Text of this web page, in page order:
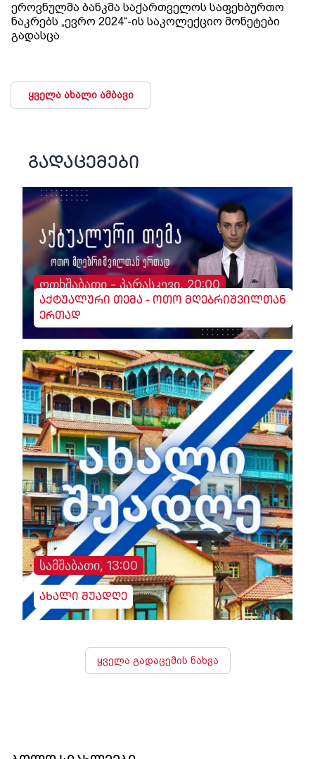
ეროვნულმა ბანკმა საქართველოს საფეხბურთო
ნაკრებს „ევრო 2024“-ის საკოლექციო მონეტები
გადასცა
ყველა ახალი ამბავი
გადაცემები
ოთხშაბათი - პარასკევი, 20:00
აქტუალური თემა - ოთო მღებრიშვილთან
ერთად
სამშაბათი, 13:00
ახალი შუადღე
ყველა გადაცემის ნახვა